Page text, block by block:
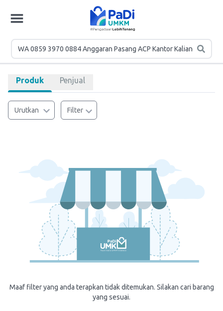
Produk Penjual
Urutkan Filter
Maaf filter yang anda terapkan tidak ditemukan. Silakan cari barang
yang sesuai.